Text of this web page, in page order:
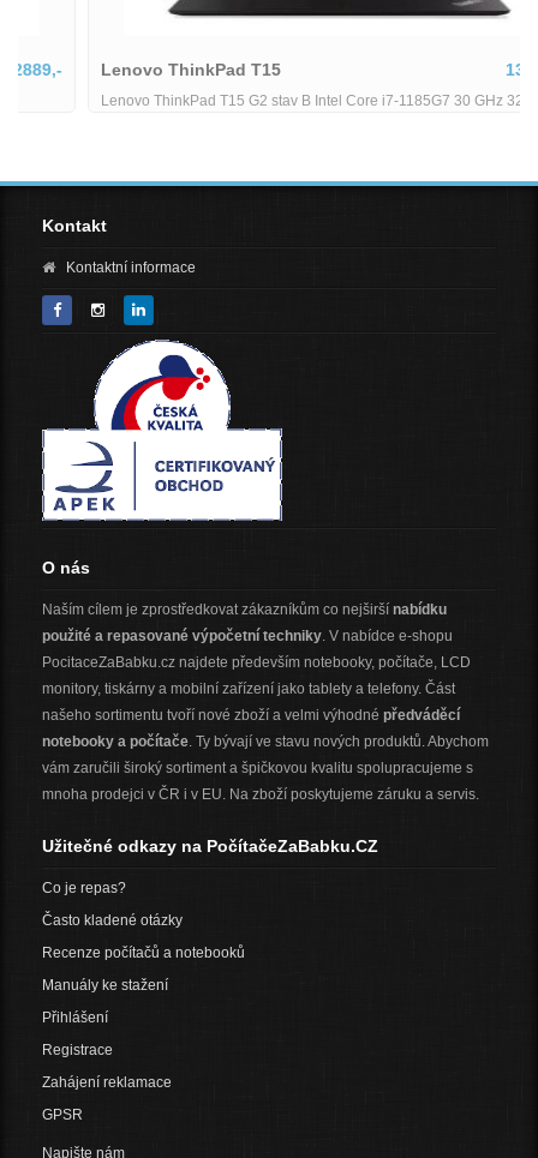
Lenovo ThinkPad T15
Lenovo ThinkPad T15 G2 stav B Intel Core i7-1185G7 30 GHz 32GB
Kontakt
Kontaktní informace
O nás
Naším cílem je zprostředkovat zákazníkům co nejširší nabídku
použité a repasované výpočetní techniky. V nabídce e-shopu
PocitaceZaBabku.cz najdete především notebooky, počítače, LCD
monitory, tiskárny a mobilní zařízení jako tablety a telefony. Část
našeho sortimentu tvoří nové zboží a velmi výhodné předváděcí
notebooky a počítače. Ty bývají ve stavu nových produktů. Abychom
vám zaručili široký sortiment a špičkovou kvalitu spolupracujeme s
mnoha prodejci v ČR i v EU. Na zboží poskytujeme záruku a servis.
Užitečné odkazy na PočítačeZaBabku.CZ
Co je repas?
Často kladené otázky
Recenze počítačů a notebooků
Manuály ke stažení
Přihlášení
Registrace
Zahájení reklamace
GPSR
Napište nám